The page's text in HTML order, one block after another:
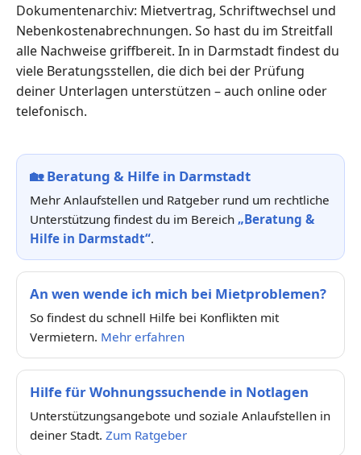
Dokumentenarchiv: Mietvertrag, Schriftwechsel und
Nebenkostenabrechnungen. So hast du im Streitfall
alle Nachweise griffbereit. In in Darmstadt findest du
viele Beratungsstellen, die dich bei der Prüfung
deiner Unterlagen unterstützen – auch online oder
telefonisch.
🏡Beratung & Hilfe in Darmstadt
Mehr Anlaufstellen und Ratgeber rund um rechtliche
Unterstützung findest du im Bereich „Beratung &
Hilfe in Darmstadt“.
An wen wende ich mich bei Mietproblemen?
So findest du schnell Hilfe bei Konflikten mit
Vermietern. Mehr erfahren
Hilfe für Wohnungssuchende in Notlagen
Unterstützungsangebote und soziale Anlaufstellen in
deiner Stadt. Zum Ratgeber